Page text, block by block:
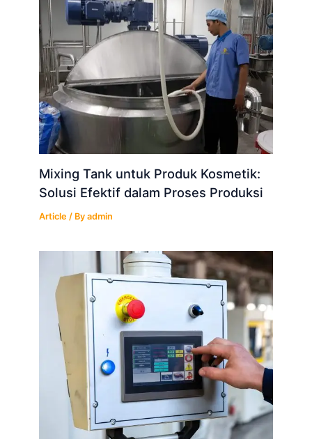
Mixing Tank untuk Produk Kosmetik:
Solusi Efektif dalam Proses Produksi
Article / Byadmin